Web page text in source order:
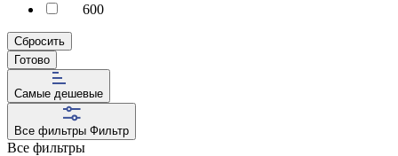
600
Сбросить
Готово
Самые дешевые
Все фильтры Фильтр
Все фильтры